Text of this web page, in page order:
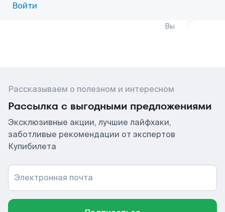
Войти
Вы
Рассказываем о полезном и интересном
Рассылка с выгодными предложениями
Эксклюзивные акции, лучшие лайфхаки,
заботливые рекомендации от экспертов
Купибилета
Электронная почта